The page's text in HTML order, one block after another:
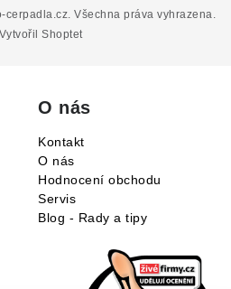
Vytvořil Shoptet
cerpadla.cz . Všechna práva vyhrazena.
O nás
Kontakt
O nás
Hodnocení obchodu
Servis
Blog - Rady a tipy